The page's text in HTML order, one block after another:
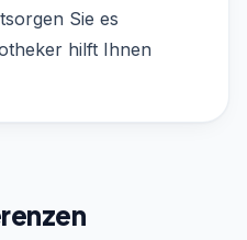
Sie es
hilft Ihnen